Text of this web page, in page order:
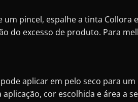
pincel, espalhe a tinta Collora
do excesso de produto. Para
aplicar em pelo seco para
cor escolhida e área a